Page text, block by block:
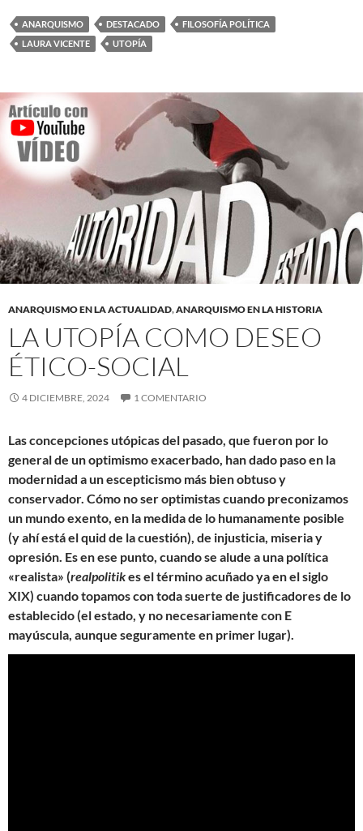
ANARQUISMO DESTACADO
FILOSOFÍA POLÍTICA
LAURA VICENTE
UTOPÍA
ANARQUISMO EN LA ACTUALIDAD,ANARQUISMO EN LA HISTORIA
LA UTOPÍA COMO DESEO
ÉTICO-SOCIAL
4 DICIEMBRE, 2024 1 COMENTARIO
Las concepciones utópicas del pasado, que fueron por lo
general de un optimismo exacerbado, han dado paso en la
modernidad a un escepticismo más bien obtuso y
conservador. Cómo no ser optimistas cuando preconizamos
un mundo exento, en la medida de lo humanamente posible
(y ahí está el quid de la cuestión), de injusticia, miseria y
opresión. Es en ese punto, cuando se alude a una política
«realista» (realpolitikes el término acuñado ya en el siglo
XIX) cuando topamos con toda suerte de justificadores de lo
establecido (el estado, y no necesariamente con E
mayúscula, aunque seguramente en primer lugar).